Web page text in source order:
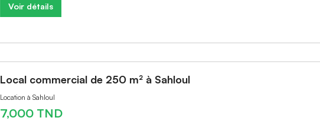
Voir détails
Local commercial de 250 m² à Sahloul
Location à Sahloul
7,000 TND